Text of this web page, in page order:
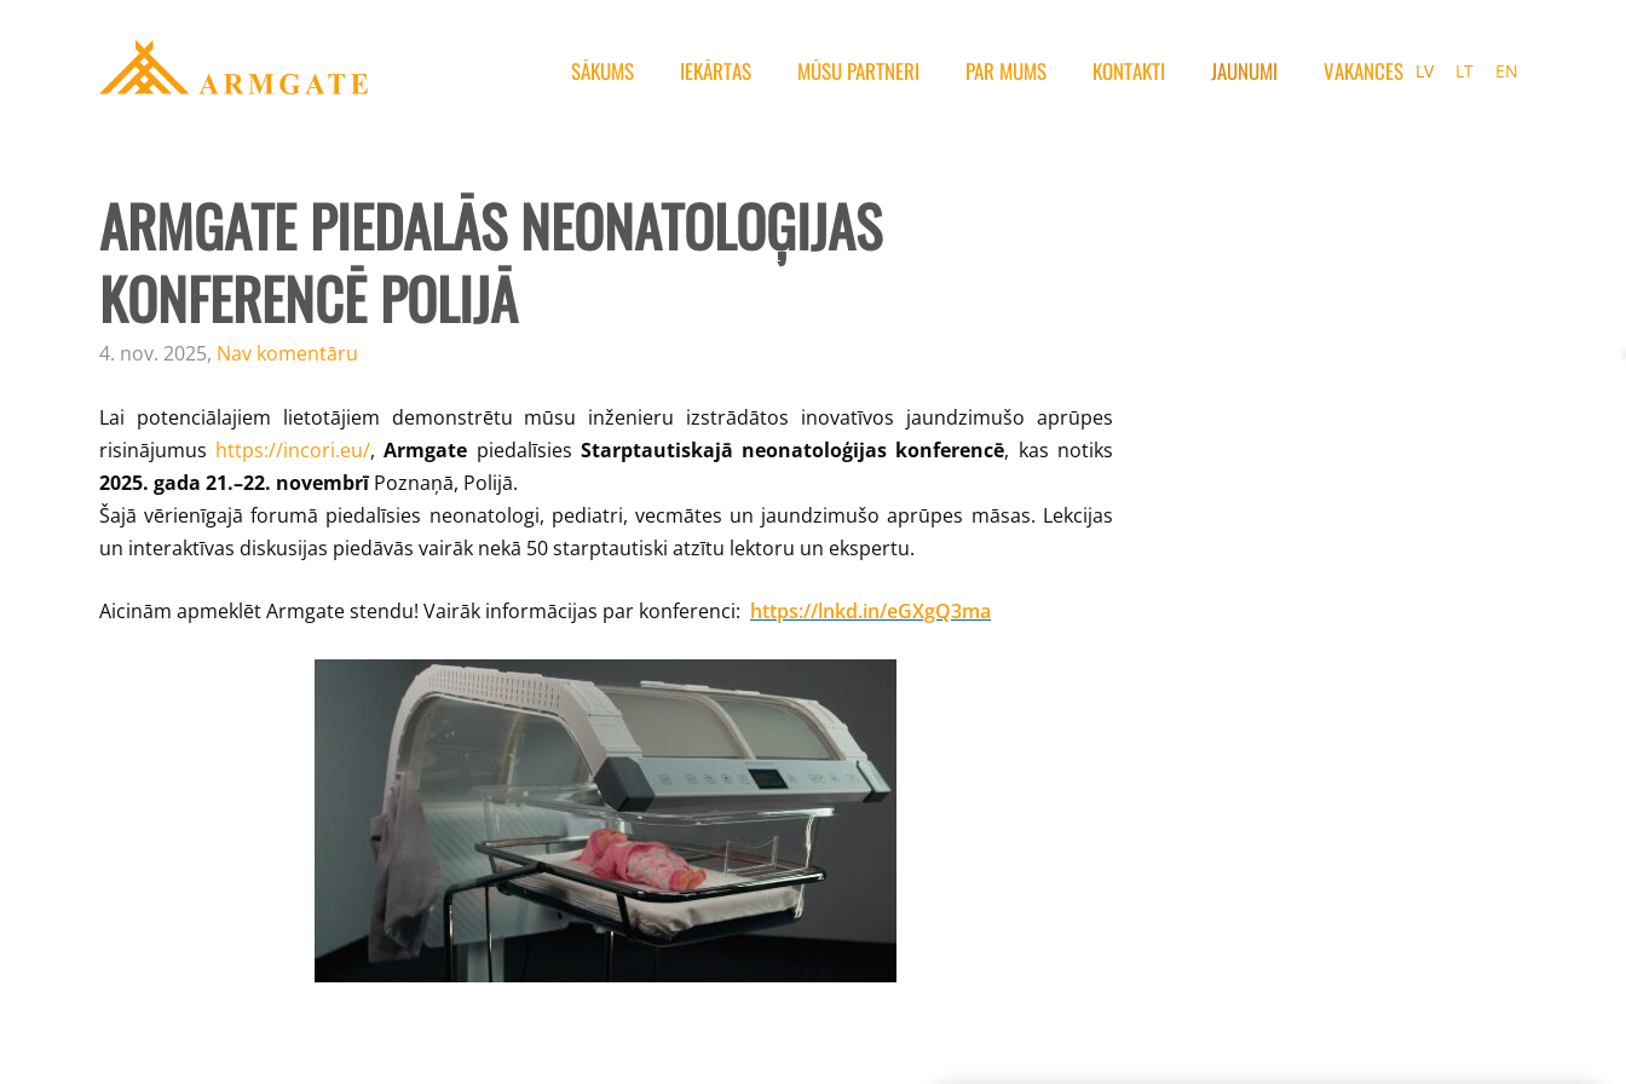
SĀKUMS IEKĀRTAS MŪSU PARTNERI PAR MUMS KONTAKTI JAUNUMI VAKANCES LV LT EN
ARMGATE PIEDALĀS NEONATOLOĢIJAS
KONFERENCĒ POLIJĀ
4. nov. 2025, Nav komentāru
Lai potenciālajiem lietotājiem demonstrētu mūsu inženieru izstrādātos inovatīvos jaundzimušo aprūpes
risinājumus https://incori.eu/, Armgate piedalīsies Starptautiskajā neonatoloģijas konferencē, kas notiks
2025. gada 21.–22. novembrīPoznaņā, Polijā.
Šajā vērienīgajā forumā piedalīsies neonatologi, pediatri, vecmātes un jaundzimušo aprūpes māsas. Lekcijas
un interaktīvas diskusijas piedāvās vairāk nekā 50 starptautiski atzītu lektoru un ekspertu.
Aicinām apmeklēt Armgate stendu! Vairāk informācijas par konferenci: https://lnkd.in/eGXgQ3ma